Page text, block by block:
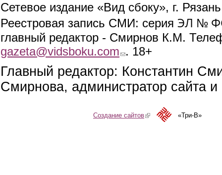
Сетевое издание «Вид сбоку», г.
Реестровая запись СМИ: серия ЭЛ №
главный редактор - Смирнов К.М.
gazeta@vidsboku.com (link sends e-mail)
. 18+
Главный редактор: Константин
Смирнова, администратор сайта
Создание сайтов(link is external)«Три-В»